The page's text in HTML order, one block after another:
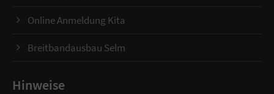
Online Anmeldung Kita
Breitbandausbau Selm
Hinweise